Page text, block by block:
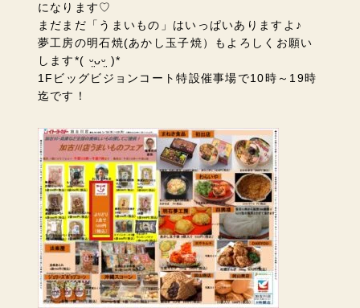
になります♡
まだまだ「うまいもの」はいっぱいありますよ♪
夢工房の明石焼(あかし玉子焼）もよろしくお願い
します*( ᵕ̤ᴗᵕ̤ )*
1Fビッグビジョンコート特設催事場で10時～19時
迄です！